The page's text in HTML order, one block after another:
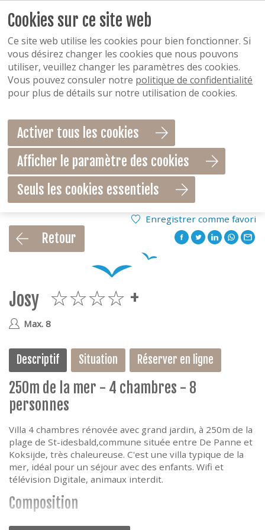
Enregistrer comme favori
Retour
Josy
4plus
Max. 8
Descriptif Situation Réserver en ligne
250m de la mer - 4 chambres - 8
personnes
Villa 4 chambres rénovée avec grand jardin, à 250m de la
plage de St-idesbald,commune située entre De Panne et
Koksijde, très chaleureuse. C'est une villa typique de la
mer, idéal pour un séjour avec des enfants. Wifi et
télévision Digitale, animaux interdit.
Composition
La villa se compose d'un hall, toilette séparée, cuisine
Cookies sur ce site web
Ce site web utilise les cookies pour bien fonctionner. Si
vous désirez changer les cookies que nous pouvons
utiliser, veuillez changer les paramètres des cookies.
Vous pouvez consuler notre politique de confidentialité
pour plus de détails sur notre utilisation de cookies.
Activer tous les cookies
Afficher le paramètre des cookies
Seuls les cookies essentiels